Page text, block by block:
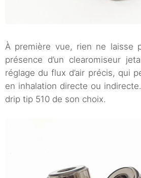
À première vue, rien ne laisse
présence d’un clearomiseur
réglage du flux d’air précis, qui
en inhalation directe ou
drip tip 510 de son choix.